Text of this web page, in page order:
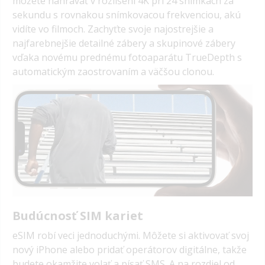
sekundu s rovnakou snímkovacou frekvenciou, akú
vidíte vo filmoch. Zachyťte svoje najostrejšie a
najfarebnejšie detailné zábery a skupinové zábery
vďaka novému prednému fotoaparátu TrueDepth s
automatickým zaostrovaním a väčšou clonou.
Budúcnosť SIM kariet
eSIM robí veci jednoduchými. Môžete si aktivovať svoj
nový iPhone alebo pridať operátorov digitálne, takže